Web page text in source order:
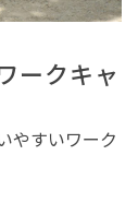
ークキャ
やすいワーク